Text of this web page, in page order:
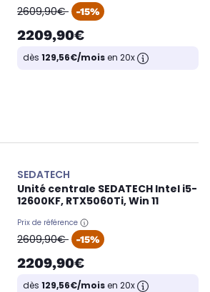
oldPrice
2609,90€ -15%
2209,90€
dès 129,56€/moisen 20x
SEDATECH
Unité centrale SEDATECH Intel i5-
12600KF, RTX5060Ti, Win 11
Prix de référence
oldPrice
2609,90€ -15%
2209,90€
dès 129,56€/moisen 20x